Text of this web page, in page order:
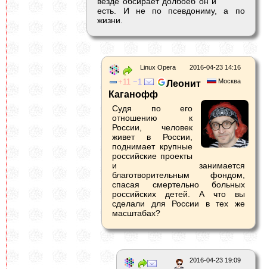
есть. И не по псевдониму, а по
жизни.
2016-04-23 14:16
Linux Opera
Москва
11 1
Леонит
Каганофф
Судя по его
отношению к
России, человек
живет в России,
поднимает крупные
российские проекты
и занимается
благотворительным фондом,
спасая смертельно больных
российских детей. А что вы
сделали для России в тех же
масштабах?
2016-04-23 19:09